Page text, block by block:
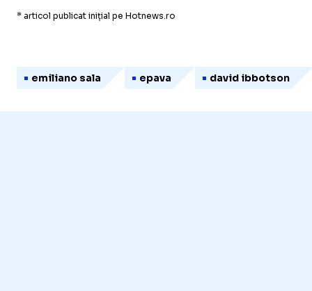
* articol publicat inițial pe Hotnews.ro
emiliano sala epava david ibbotson